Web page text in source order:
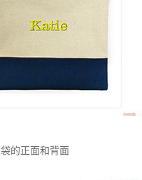
的正面和背面